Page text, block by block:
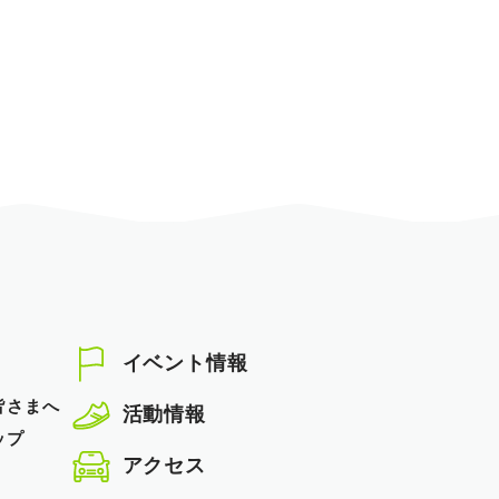
さまへ
プ
イベント情報
活動情報
アクセス